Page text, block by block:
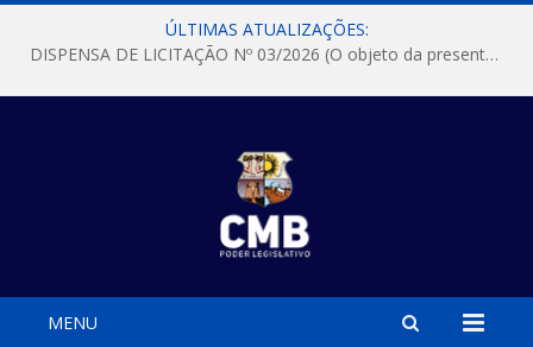
ÚLTIMAS ATUALIZAÇÕES:
DISPENSA DE LICITAÇÃO Nº 03/2026 (O objeto da presente dispensa é a escolha da proposta mais vantajosa para a aquisição, de aparelhos de ar condicionado, tipo Split, com material de instalação e fogão industrial, conforme condições, quantidades e exigências estabelecidas no termo de referencia e neste aviso de contratação direta e seus anexos)
MENU